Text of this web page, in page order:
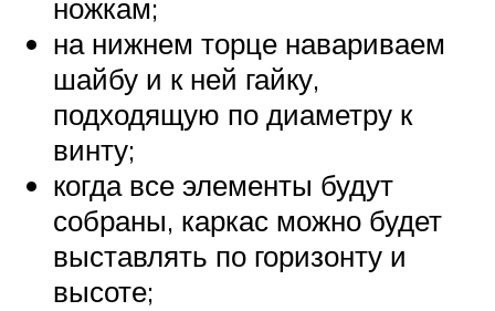
ножкам;
на нижнем торце навариваем
шайбу и к ней гайку,
подходящую по диаметру к
винту;
когда все элементы будут
собраны, каркас можно будет
выставлять по горизонту и
высоте;